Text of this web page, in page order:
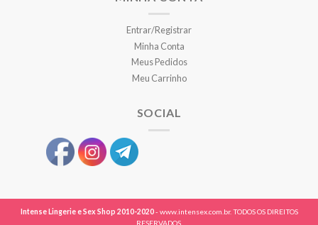
Entrar/Registrar
Minha Conta
Meus Pedidos
Meu Carrinho
SOCIAL
Intense Lingerie e Sex Shop 2010-2020- www.intensex.com.br. TODOS OS DIREITOS
RESERVADOS.